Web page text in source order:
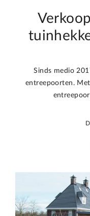
Sinds medio
entreepoorten.